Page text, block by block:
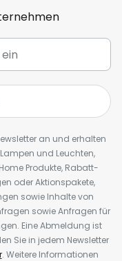
an und erhalten
und Leuchten,
Produkte, Rabatt-
oder Aktionspakete,
sowie Inhalte von
sowie Anfragen für
Eine Abmeldung ist
Sie in jedem Newsletter
. Weitere Informationen